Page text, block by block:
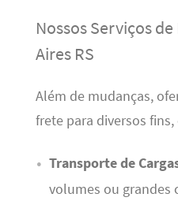
Nossos Serviços
Aires RS
Além de mudanças,
frete para diversos fins,
Transporte de
volumes ou grandes